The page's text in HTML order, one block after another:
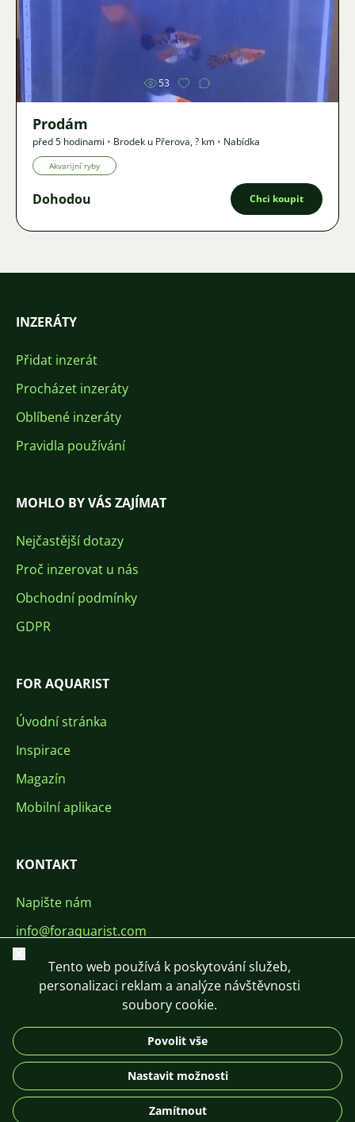
Obrázek
53
Prodám
před 5 hodinami • Brodek u Přerova,? km • Nabídka
Akvarijní ryby
Dohodou Chci koupit
INZERÁTY
Přidat inzerát
Procházet inzeráty
Oblíbené inzeráty
Pravidla používání
MOHLO BY VÁS ZAJÍMAT
Nejčastější dotazy
Proč inzerovat u nás
Obchodní podmínky
GDPR
FOR AQUARIST
Úvodní stránka
Inspirace
Magazín
Mobilní aplikace
KONTAKT
Napište nám
info@foraquarist.com
+420 603 449 602
DE
© 2026 For Aquarist
Zavřít
Tento web používá k poskytování služeb,
personalizaci reklam a analýze návštěvnosti
soubory cookie.
Povolit vše
Nastavit možnosti
Zamítnout